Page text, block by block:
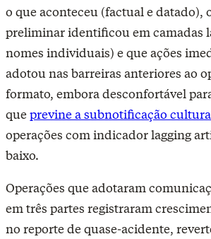
o que aconteceu (factual e datado),
preliminar identificou em camadas
nomes individuais) e que ações
adotou nas barreiras anteriores ao
formato, embora desconfortável
queprevine a subnotificação
operações com indicador lagging
baixo.
Operações que adotaram
em três partes registraram
no reporte de quase-acidente,